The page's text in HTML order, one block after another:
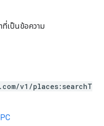
ที่เป็นข้อความ
v1/places:searchT